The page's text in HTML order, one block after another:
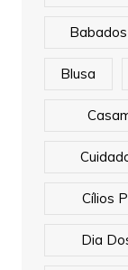
Babados
Blusa
Cílios
Dia